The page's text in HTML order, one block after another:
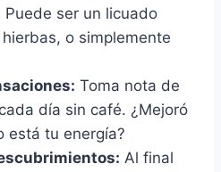
ser un licuado
o simplemente
Toma nota de
día sin café. ¿Mejoró
está tu energía?
Al final